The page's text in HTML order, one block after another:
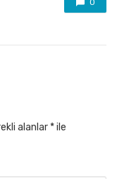
0
alanlar *ile